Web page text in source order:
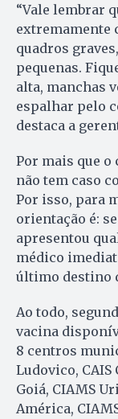
“Vale lembrar
extremamente
quadros
pequenas.
alta, manchas
espalhar pelo
destaca a
Por mais que o
não tem caso
Por isso, para
orientação é:
apresentou
médico
último destino
Ao todo,
vacina
8 centros
Ludovico, CAIS
Goiá, CIAMS
América,